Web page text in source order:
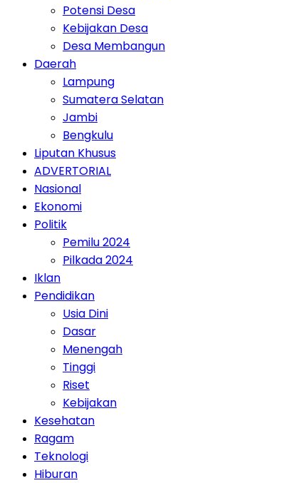
Potensi Desa
Kebijakan Desa
Desa Membangun
Daerah
Lampung
Sumatera Selatan
Jambi
Bengkulu
Liputan Khusus
ADVERTORIAL
Nasional
Ekonomi
Politik
Pemilu 2024
Pilkada 2024
Iklan
Pendidikan
Usia Dini
Dasar
Menengah
Tinggi
Riset
Kebijakan
Kesehatan
Ragam
Teknologi
Hiburan